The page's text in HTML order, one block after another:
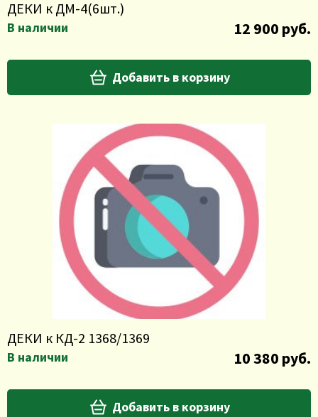
ДЕКИ к ДМ-4(6шт.)
В наличии 12 900 руб.
Добавить в корзину
ДЕКИ к КД-2 1368/1369
В наличии 10 380 руб.
Добавить в корзину